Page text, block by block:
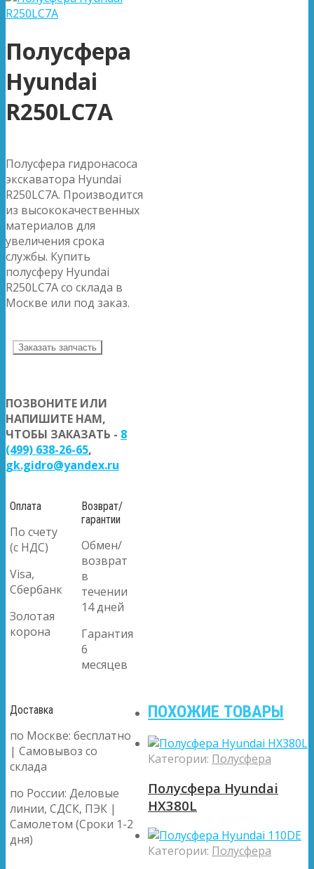
Полусфера
Hyundai
R250LC7A
Полусфера гидронасоса
экскаватора Hyundai
R250LC7A. Производится
из высококачественных
материалов для
увеличения срока
службы. Купить
полусферу Hyundai
R250LC7A со склада в
Москве или под заказ.
Заказать запчасть
ПОЗВОНИТЕ ИЛИ
НАПИШИТЕ НАМ,
ЧТОБЫ ЗАКАЗАТЬ - 8
(499) 638-26-65,
gk.gidro@yandex.ru
Оплата
По счету
(с НДС)
Visa,
Сбербанк
Золотая
корона
Возврат/
гарантии
Обмен/
возврат
в
течении
14 дней
Гарантия
6
месяцев
Доставка
по Москве: бесплатно
| Самовывоз со
склада
по России: Деловые
линии, СДСК, ПЭК |
Самолетом (Сроки 1-2
дня)
ПОХОЖИЕ ТОВАРЫ
Категории: Полусфера
Полусфера Hyundai
HX380L
Категории: Полусфера